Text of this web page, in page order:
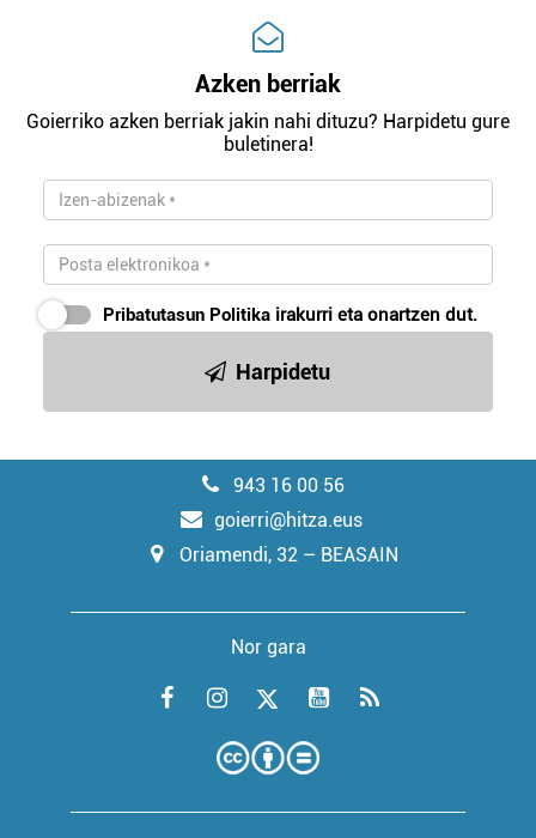
Azken berriak
Goierriko azken berriak jakin nahi dituzu? Harpidetu gure
buletinera!
Pribatutasun Politika irakurri eta onartzen dut.
Harpidetu
943 16 00 56
goierri@hitza.eus
Oriamendi, 32 – BEASAIN
Nor gara